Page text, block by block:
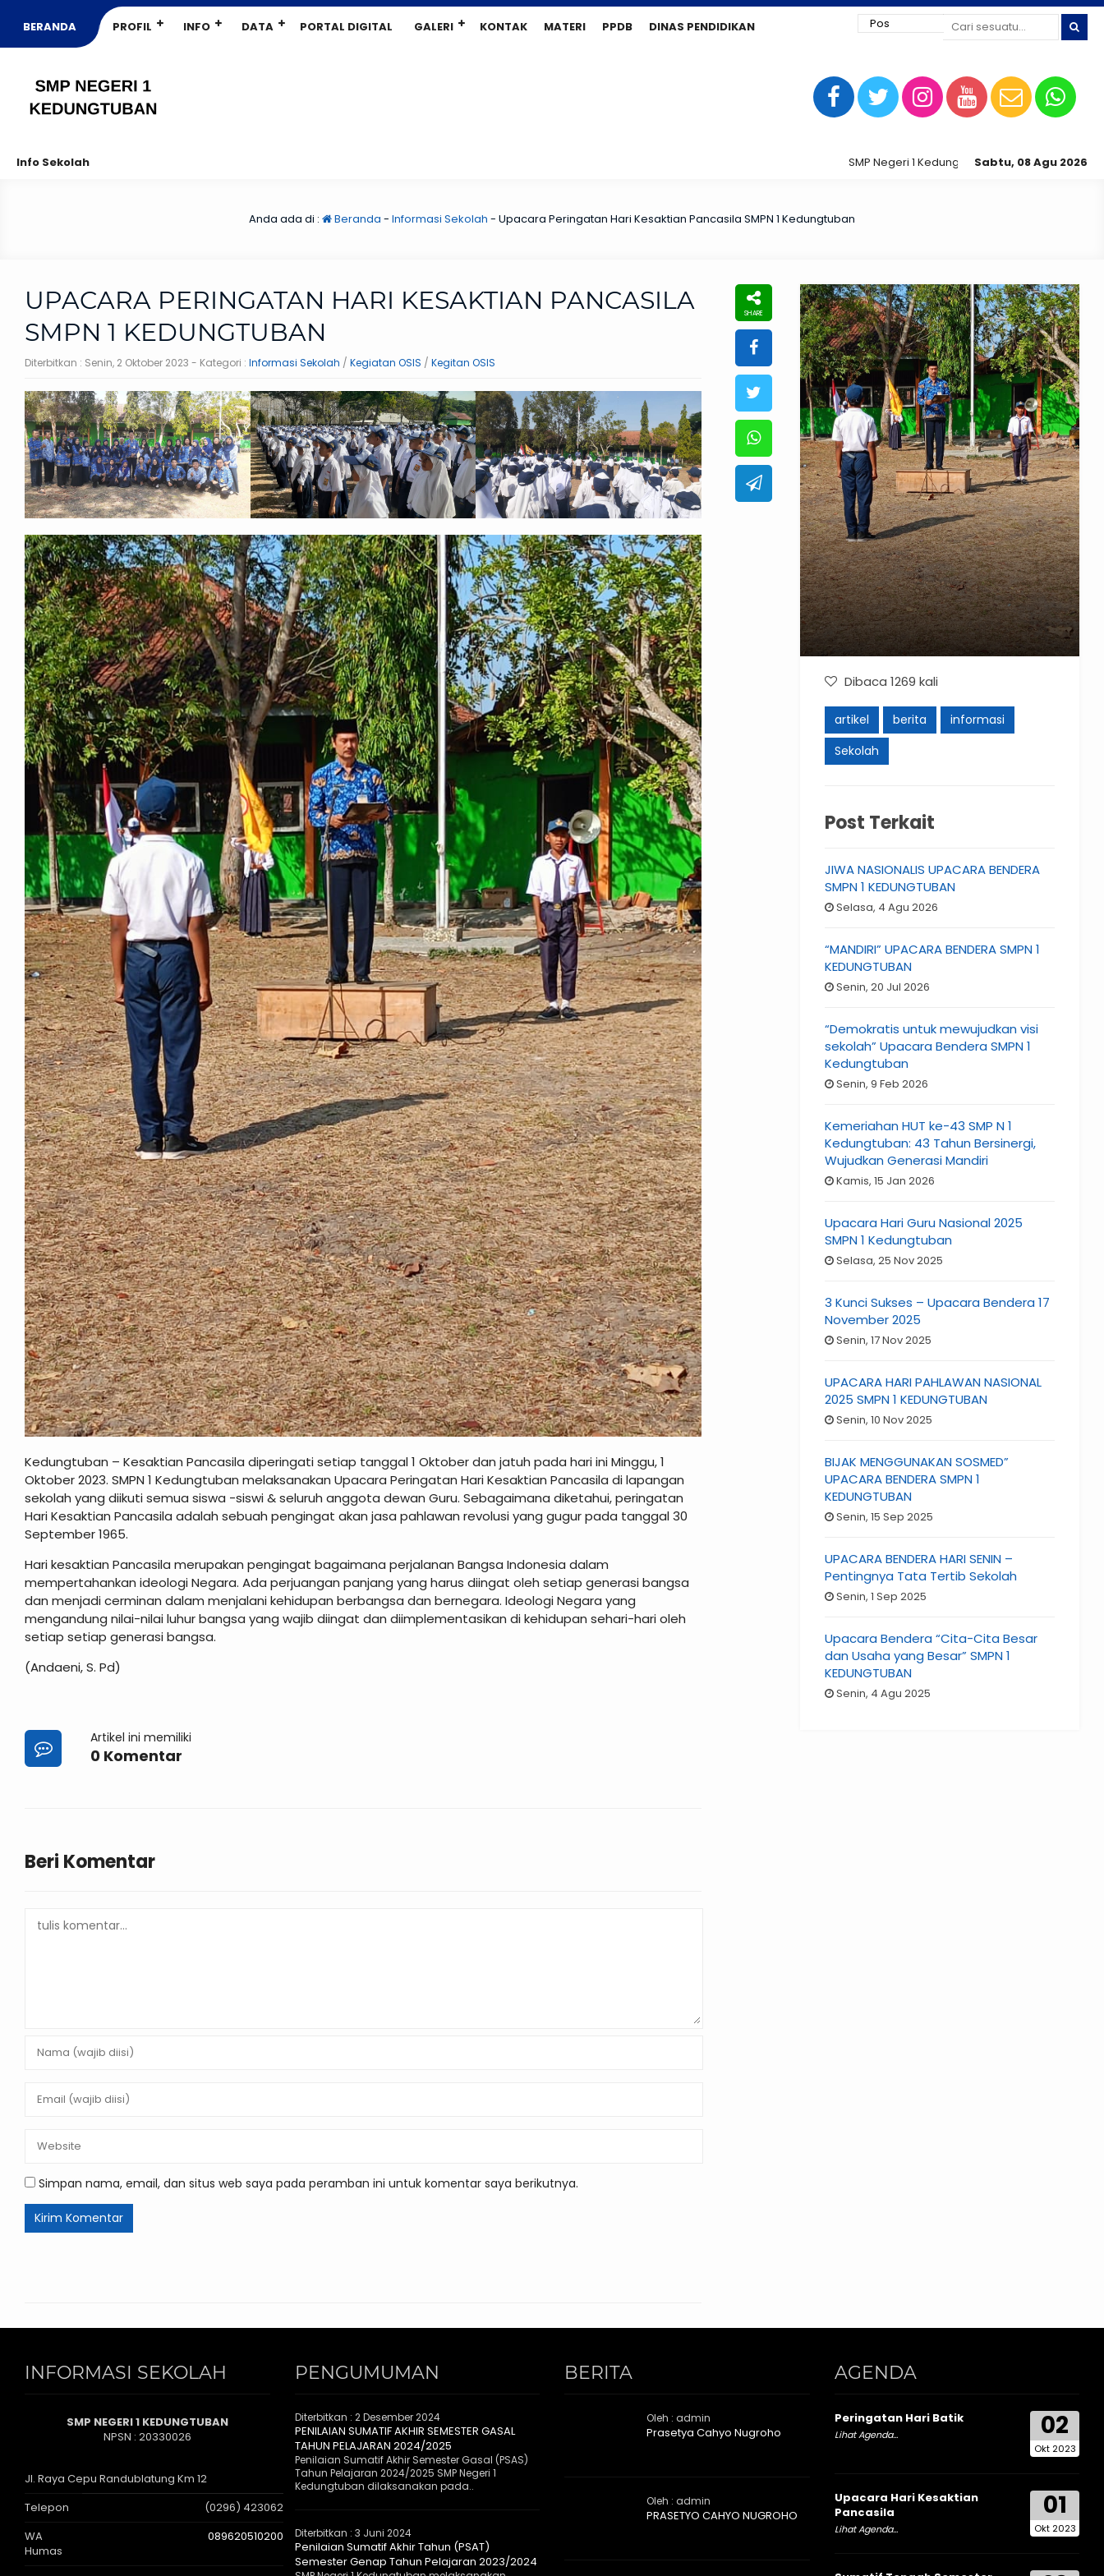
BERANDA PROFIL INFO DATA PORTAL DIGITAL GALERI KONTAK MATERI PPDB DINAS PENDIDIKAN
Info Sekolah Sabtu, 08 Agu 2026
SMP Negeri 1 Kedungtuban jaya siap digital !
Anda ada di : Beranda - Informasi Sekolah - Upacara Peringatan Hari Kesaktian Pancasila SMPN 1 Kedungtuban
UPACARA PERINGATAN HARI KESAKTIAN PANCASILA
SMPN 1 KEDUNGTUBAN
Diterbitkan : Senin, 2 Oktober 2023 - Kategori : Informasi Sekolah / Kegiatan OSIS / Kegitan OSIS
Kedungtuban – Kesaktian Pancasila diperingati setiap tanggal 1 Oktober dan jatuh pada hari ini Minggu, 1
Oktober 2023. SMPN 1 Kedungtuban melaksanakan Upacara Peringatan Hari Kesaktian Pancasila di lapangan
sekolah yang diikuti semua siswa -siswi & seluruh anggota dewan Guru. Sebagaimana diketahui, peringatan
Hari Kesaktian Pancasila adalah sebuah pengingat akan jasa pahlawan revolusi yang gugur pada tanggal 30
September 1965.
Hari kesaktian Pancasila merupakan pengingat bagaimana perjalanan Bangsa Indonesia dalam
mempertahankan ideologi Negara. Ada perjuangan panjang yang harus diingat oleh setiap generasi bangsa
dan menjadi cerminan dalam menjalani kehidupan berbangsa dan bernegara. Ideologi Negara yang
mengandung nilai-nilai luhur bangsa yang wajib diingat dan diimplementasikan di kehidupan sehari-hari oleh
setiap setiap generasi bangsa.
(Andaeni, S. Pd)
Artikel ini memiliki
0 Komentar
Beri Komentar
Simpan nama, email, dan situs web saya pada peramban ini untuk komentar saya berikutnya.
Dibaca 1269 kali
artikel berita
informasi
Sekolah
Post Terkait
JIWA NASIONALIS UPACARA BENDERA
SMPN 1 KEDUNGTUBAN
Selasa, 4 Agu 2026
“MANDIRI” UPACARA BENDERA SMPN 1
KEDUNGTUBAN
Senin, 20 Jul 2026
“Demokratis untuk mewujudkan visi
sekolah” Upacara Bendera SMPN 1
Kedungtuban
Senin, 9 Feb 2026
Kemeriahan HUT ke-43 SMP N 1
Kedungtuban: 43 Tahun Bersinergi,
Wujudkan Generasi Mandiri
Kamis, 15 Jan 2026
Upacara Hari Guru Nasional 2025
SMPN 1 Kedungtuban
Selasa, 25 Nov 2025
3 Kunci Sukses – Upacara Bendera 17
November 2025
Senin, 17 Nov 2025
UPACARA HARI PAHLAWAN NASIONAL
2025 SMPN 1 KEDUNGTUBAN
Senin, 10 Nov 2025
BIJAK MENGGUNAKAN SOSMED”
UPACARA BENDERA SMPN 1
KEDUNGTUBAN
Senin, 15 Sep 2025
UPACARA BENDERA HARI SENIN –
Pentingnya Tata Tertib Sekolah
Senin, 1 Sep 2025
Upacara Bendera “Cita-Cita Besar
dan Usaha yang Besar” SMPN 1
KEDUNGTUBAN
Senin, 4 Agu 2025
INFORMASI SEKOLAH
SMP NEGERI 1 KEDUNGTUBAN
NPSN : 20330026
Jl. Raya Cepu Randublatung Km 12
Telepon
(0296) 423062
WA
Humas
089620510200
PENGUMUMAN
Diterbitkan : 2 Desember 2024
PENILAIAN SUMATIF AKHIR SEMESTER GASAL
TAHUN PELAJARAN 2024/2025
Penilaian Sumatif Akhir Semester Gasal (PSAS)
Tahun Pelajaran 2024/2025 SMP Negeri 1
Kedungtuban dilaksanakan pada..
Diterbitkan : 3 Juni 2024
Penilaian Sumatif Akhir Tahun (PSAT)
Semester Genap Tahun Pelajaran 2023/2024
BERITA
Oleh : admin
Prasetya Cahyo Nugroho
Oleh : admin
PRASETYO CAHYO NUGROHO
AGENDA
02
Okt 2023
Peringatan Hari Batik
Lihat Agenda...
01
Okt 2023
Upacara Hari Kesaktian
Pancasila
Lihat Agenda...